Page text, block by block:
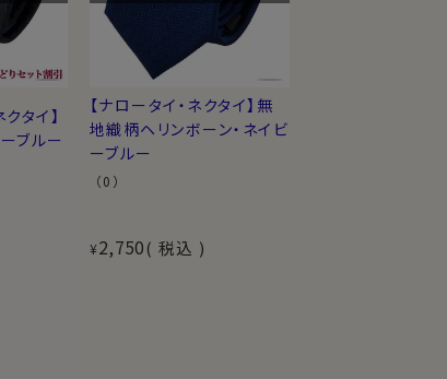
タイ】
ブルー
【ナロータイ・ネクタイ】無
地織柄ヘリンボーン・ネイビ
ーブルー
（0）
¥2,750 税込